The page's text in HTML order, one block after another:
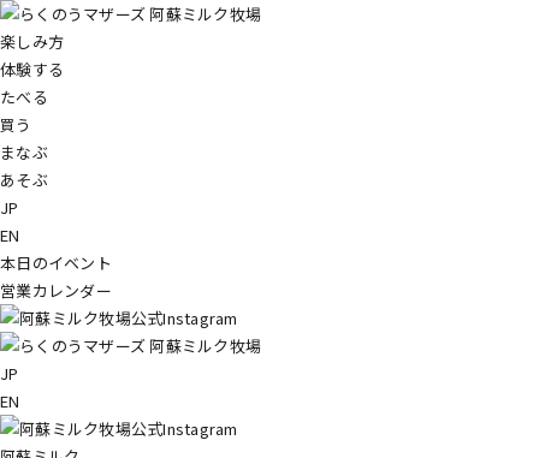
楽しみ方
体験する
たべる
買う
まなぶ
あそぶ
JP
EN
本日のイベント
営業カレンダー
JP
EN